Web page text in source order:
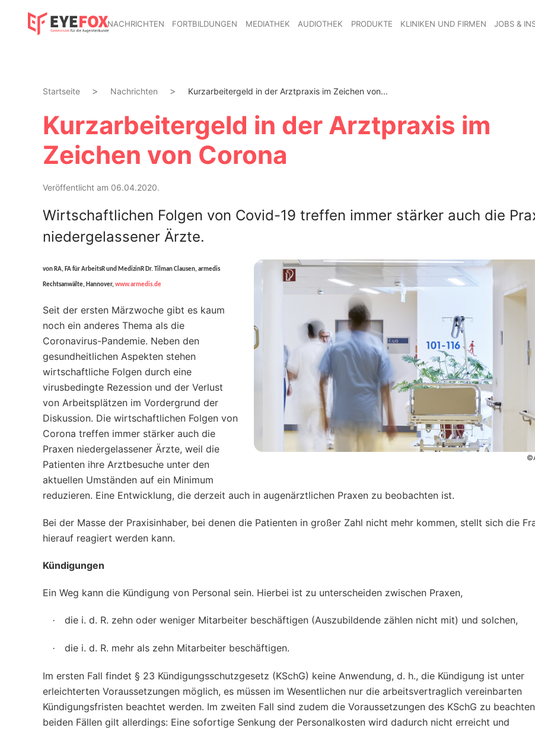
NACHRICHTEN FORTBILDUNGEN MEDIATHEK AUDIOTHEK PRODUKTE KLINIKEN UND FIRMEN JOBS &
Startseite Nachrichten Kurzarbeitergeld in der Arztpraxis im Zeichen von...
Kurzarbeitergeld in der Arztpraxis im
Zeichen von Corona
Veröffentlicht am 06.04.2020.
Wirtschaftlichen Folgen von Covid-19 treffen immer stärker auch die
niedergelassener Ärzte.
von RA, FA für ArbeitsR und MedizinR Dr. Tilman Clausen, armedis
Rechtsanwälte, Hannover,www.armedis.de
Seit der ersten Märzwoche gibt es kaum
noch ein anderes Thema als die
Coronavirus-Pandemie. Neben den
gesundheitlichen Aspekten stehen
wirtschaftliche Folgen durch eine
virusbedingte Rezession und der Verlust
von Arbeitsplätzen im Vordergrund der
Diskussion. Die wirtschaftlichen Folgen von
Corona treffen immer stärker auch die
Praxen niedergelassener Ärzte, weil die
Patienten ihre Arztbesuche unter den
aktuellen Umständen auf ein Minimum
reduzieren. Eine Entwicklung, die derzeit auch in augenärztlichen Praxen zu beobachten ist.
Bei der Masse der Praxisinhaber, bei denen die Patienten in großer Zahl nicht mehr kommen, stellt sich die
hierauf reagiert werden kann.
Kündigungen
Ein Weg kann die Kündigung von Personal sein. Hierbei ist zu unterscheiden zwischen Praxen,
· die i. d. R. zehn oder weniger Mitarbeiter beschäftigen (Auszubildende zählen nicht mit) und solchen,
· die i. d. R. mehr als zehn Mitarbeiter beschäftigen.
Im ersten Fall findet § 23 Kündigungsschutzgesetz (KSchG) keine Anwendung, d. h., die Kündigung ist unter
erleichterten Voraussetzungen möglich, es müssen im Wesentlichen nur die arbeitsvertraglich vereinbarten
Kündigungsfristen beachtet werden. Im zweiten Fall sind zudem die Voraussetzungen des KSchG zu
beiden Fällen gilt allerdings: Eine sofortige Senkung der Personalkosten wird dadurch nicht erreicht und